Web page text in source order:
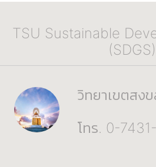
TSU Sustainable
(SDGS)
วิทยาเขตสงข
โทร. 0-